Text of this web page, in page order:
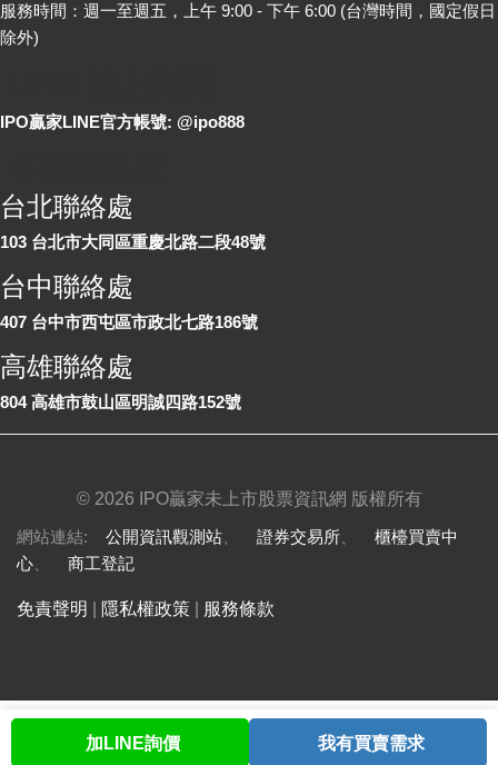
股票查詢 與我聯繫 會員中心
服務時間：週一至週五，上午 9:00 - 下午 6:00 (台灣時間，國定假日
除外)
IPO贏家LINE官方帳號: @ipo888
台北聯絡處
103 台北市大同區重慶北路二段48號
台中聯絡處
407 台中市西屯區市政北七路186號
高雄聯絡處
804 高雄市鼓山區明誠四路152號
© 2026 IPO贏家未上市股票資訊網 版權所有
網站連結: 公開資訊觀測站 證券交易所
櫃檯買賣中
心
商工登記
免責聲明 隱私權政策 服務條款
加LINE詢價 我有買賣需求